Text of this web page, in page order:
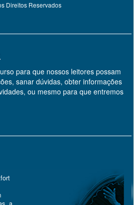
Topo
Direitos Reservados
para que nossos leitores possam
sanar dúvidas, obter informações
ou mesmo para que entremos